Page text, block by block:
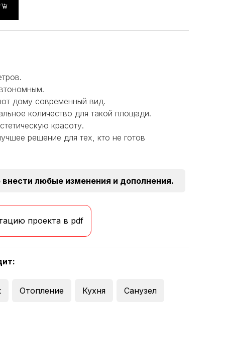
дому современный вид.
количество для такой площади.
красоту.
решение для тех, кто не готов
любые изменения и дополнения.
проекта в pdf
Отопление Кухня Санузел